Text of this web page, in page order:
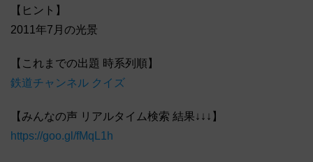
【ヒント】
2011年7月の光景
【これまでの出題 時系列順】
鉄道チャンネル クイズ
【みんなの声 リアルタイム検索 結果↓↓↓】
https://goo.gl/fMqL1h